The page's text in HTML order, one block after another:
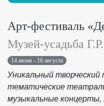
Арт-фестиваль
Музей-усадьба
14 июня - 16 августа
Уникальный
тематические
музыкальные концерты,